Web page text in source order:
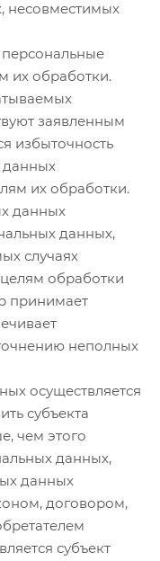
несовместимых
их обработки.
заявленным
избыточность
данных
их обработки.
данных
данных,
случаях
обработки
принимает
неполных
осуществляется
субъекта
чем этого
данных,
данных
договором,
субъект